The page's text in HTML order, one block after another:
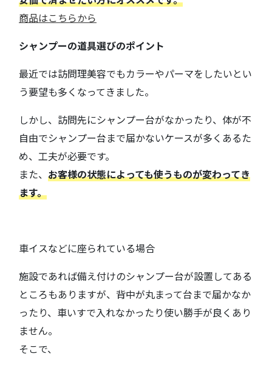
商品はこちらから
シャンプーの道具選びのポイント
最近では訪問理美容でもカラーやパーマをしたいとい
う要望も多くなってきました。
しかし、訪問先にシャンプー台がなかったり、体が不
自由でシャンプー台まで届かないケースが多くあるた
め、工夫が必要です。
また、 お客様の状態によっても使うものが変わってき
ます。
車イスなどに座られている場合
施設であれば備え付けのシャンプー台が設置してある
ところもありますが、背中が丸まって台まで届かなか
ったり、車いすで入れなかったり使い勝手が良くあり
ません。
そこで、